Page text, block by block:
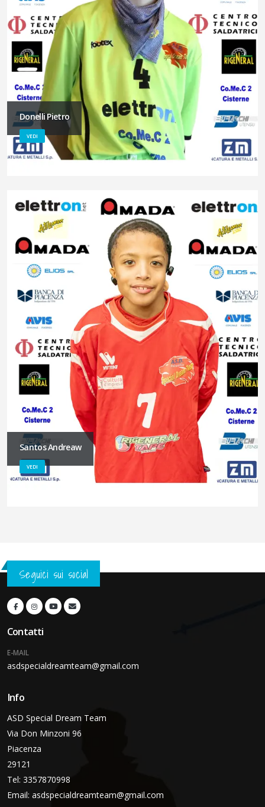
Donelli Pietro
VEDI
Santos Andreaw
VEDI
Seguici sui social
Contatti
E-MAIL
asdspecialdreamteam@gmail.com
Info
ASD Special Dream Team
Via Don Minzoni 96
Piacenza
29121
Tel: 3357870998
Email: asdspecialdreamteam@gmail.com